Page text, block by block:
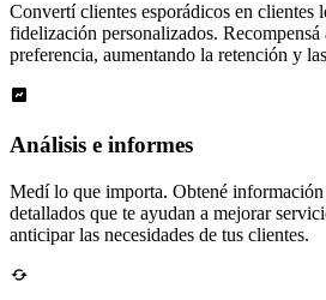
Convertí clientes esporádicos en clientes
fidelización personalizados. Recompensá
preferencia, aumentando la retención y
Análisis e informes
Medí lo que importa. Obtené
detallados que te ayudan a mejorar
anticipar las necesidades de tus clientes.